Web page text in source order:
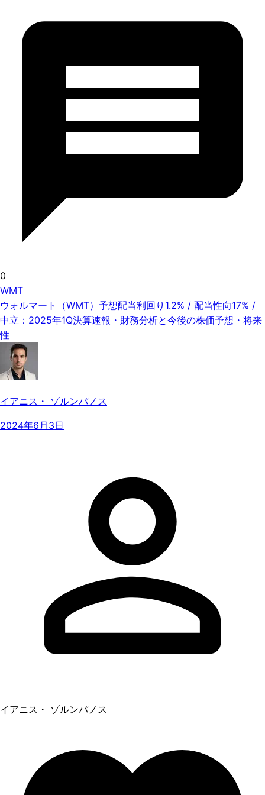
0
WMT
ウォルマート（WMT）予想配当利回り1.2% / 配当性向17% /
中立：2025年1Q決算速報・財務分析と今後の株価予想・将来
性
イアニス・ ゾルンパノス
2024年6月3日
イアニス・ ゾルンパノス